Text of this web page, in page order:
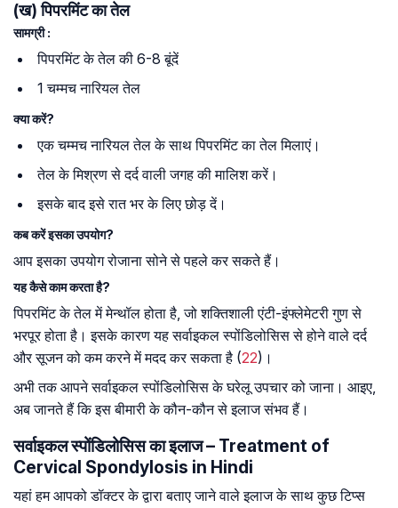
(ख) पिपरमिंट का तेल
सामग्री :
पिपरमिंट के तेल की 6-8 बूंदें
1 चम्मच नारियल तेल
क्या करें?
एक चम्मच नारियल तेल के साथ पिपरमिंट का तेल मिलाएं।
तेल के मिश्रण से दर्द वाली जगह की मालिश करें।
इसके बाद इसे रात भर के लिए छोड़ दें।
कब करें इसका उपयोग?
आप इसका उपयोग रोजाना सोने से पहले कर सकते हैं।
यह कैसे काम करता है?
पिपरमिंट के तेल में मेन्थॉल होता है, जो शक्तिशाली एंटी-इंफ्लेमेटरी गुण से
भरपूर होता है। इसके कारण यह सर्वाइकल स्पोंडिलोसिस से होने वाले दर्द
और सूजन को कम करने में मदद कर सकता है (22)।
अभी तक आपने सर्वाइकल स्पोंडिलोसिस के घरेलू उपचार को जाना। आइए,
अब जानते हैं कि इस बीमारी के कौन-कौन से इलाज संभव हैं।
सर्वाइकल स्पोंडिलोसिस का इलाज – Treatment of
Cervical Spondylosis in Hindi
यहां हम आपको डॉक्टर के द्वारा बताए जाने वाले इलाज के साथ कुछ टिप्स